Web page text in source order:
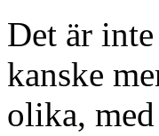
Det är
kanske
olika,